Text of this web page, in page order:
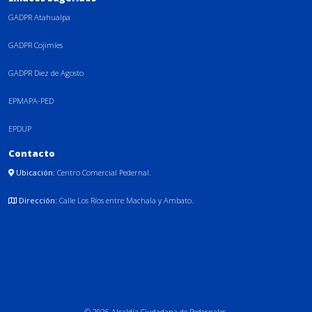
GADPR Atahualpa
GADPR Cojimíes
GADPR Diez de Agosto
EPMAPA-PED
EPDUP
Contacto
Ubicación: Centro Comercial Pedernal.
Dirección: Calle Los Ríos entre Machala y Ambato.